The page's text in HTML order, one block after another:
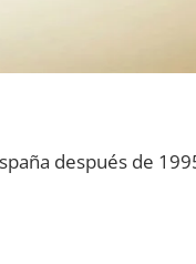
después dе